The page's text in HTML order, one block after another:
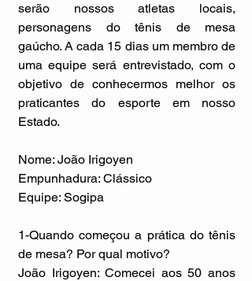
serão nossos atletas locais,
personagens do tênis de mesa
gaúcho. A cada 15 dias um membro de
uma equipe será entrevistado, com o
objetivo de conhecermos melhor os
praticantes do esporte em nosso
Estado.
Nome: João Irigoyen
Empunhadura: Clássico
Equipe: Sogipa
1-Quando começou a prática do tênis
de mesa? Por qual motivo?
João Irigoyen: Comecei aos 50 anos